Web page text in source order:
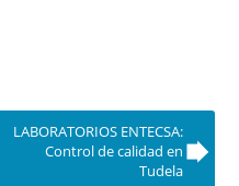
LABORATORIOS ENTECSA:
Control de calidad en
Tudela